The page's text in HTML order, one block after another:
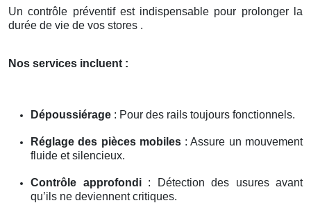
Un contrôle préventif est indispensable pour prolonger la
durée de vie de vos stores .
Nos services incluent :
Dépoussiérage : Pour des rails toujours fonctionnels.
Réglage des pièces mobiles: Assure un mouvement
fluide et silencieux.
Contrôle approfondi: Détection des usures avant
qu’ils ne deviennent critiques.